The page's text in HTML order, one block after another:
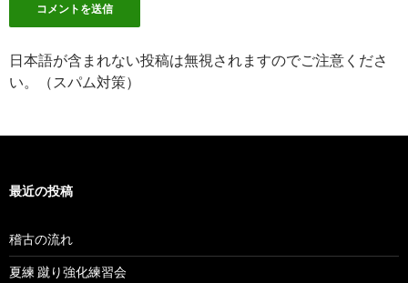
日本語が含まれない投稿は無視されますのでご注意くださ
い。（スパム対策）
最近の投稿
稽古の流れ
夏練 蹴り強化練習会